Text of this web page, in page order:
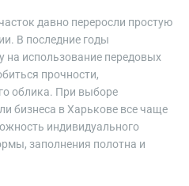
давно переросли простую
В последние годы
на использование передовых
прочности,
облика. При выборе
бизнеса в Харькове все чаще
индивидуального
заполнения полотна и